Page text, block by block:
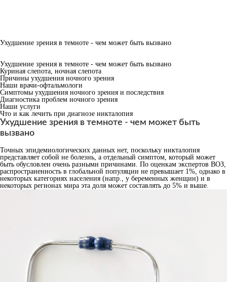
Ухудшение зрения в темноте - чем может быть вызвано
Ухудшение зрения в темноте - чем может быть вызвано
Куриная слепота, ночная слепота
Причины ухудшения ночного зрения
Наши врачи-офтальмологи
Симптомы ухудшения ночного зрения и последствия
Диагностика проблем ночного зрения
Наши услуги
Что и как лечить при диагнозе никталопия
Ухудшение зрения в темноте - чем может быть
вызвано
Точных эпидемиологических данных нет, поскольку никталопия
представляет собой не болезнь, а отдельный симптом, который может
быть обусловлен очень разными причинами. По оценкам экспертов ВОЗ,
распространенность в глобальной популяции не превышает 1%, однако в
некоторых категориях населения (напр., у беременных женщин) и в
некоторых регионах мира эта доля может составлять до 5% и выше.